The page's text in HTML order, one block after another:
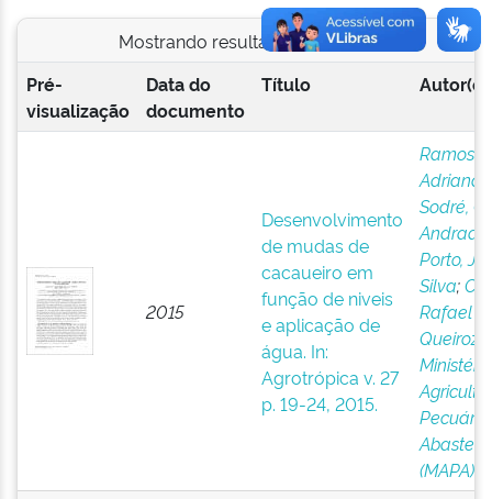
Mostrando resultados 1 a 1 de 1
Pré-
visualização
Data do
documento
Título
2015
Desenvolvimento
de mudas de
cacaueiro em
função de niveis
e aplicação de
água. In:
Agrotrópica v. 27
p. 19-24, 2015.
Ramos,
Adriana
Sodré,
Andrade
Porto,
Silva;
Rafael
Queiroz
(MAPA)